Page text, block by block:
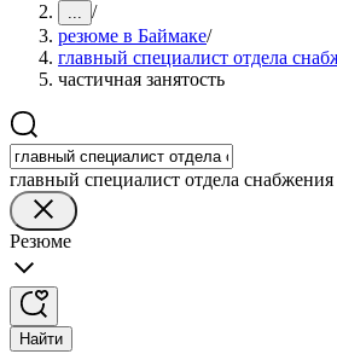
... /
резюме в Баймаке/
главный специалист отдела
частичная занятость
главный специалист отдела снабжения
Резюме
Найти